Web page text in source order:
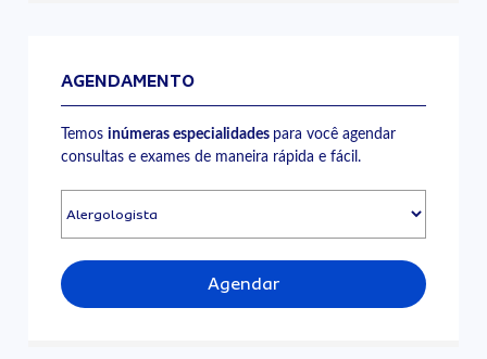
AGENDAMENTO
Temosinúmeras especialidades para você agendar
consultas e exames de maneira rápida e fácil.
Agendar